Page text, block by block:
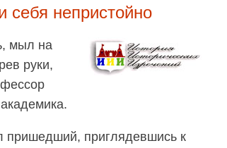
себя непристойно
мыл на
руки,
приглядевшись к